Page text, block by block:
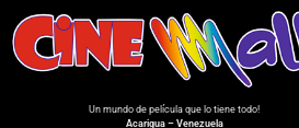
Un mundo de película que lo tiene todo!
Acarigua – Venezuela